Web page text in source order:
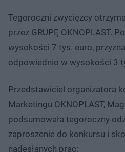
Tegoroczni zwycięzcy
przez GRUPĘ OKNOPLAST.
wysokości 7 tys. euro,
odpowiednio w wysokości 3
Przedstawiciel organizatora
Marketingu OKNOPLAST,
podsumowała tegoroczny
zaproszenie do konkursu i
nadesłanych prac: